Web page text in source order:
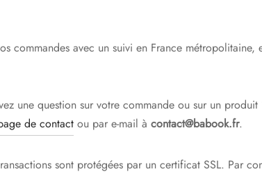
commandes avec un suivi en France métropolitaine,
une question sur votre commande ou sur un
de contact ou par e-mail à contact@babook.fr.
sont protégées par un certificat SSL. Par